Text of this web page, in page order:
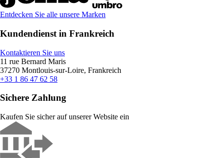
Entdecken Sie alle unsere Marken
Kundendienst in Frankreich
Kontaktieren Sie uns
11 rue Bernard Maris
37270 Montlouis-sur-Loire, Frankreich
+33 1 86 47 62 58
Sichere Zahlung
Kaufen Sie sicher auf unserer Website ein